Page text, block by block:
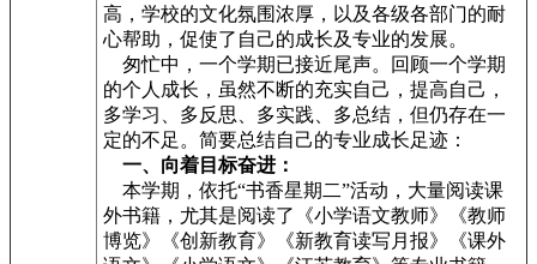
高，学校的文化氛围浓厚，以及各级各部门的耐
心帮助，促使了自己的成长及专业的发展。
匆忙中，一个学期已接近尾声。回顾一个学期
的个人成长，虽然不断的充实自己，提高自己，
多学习、多反思、多实践、多总结，但仍存在一
定的不足。简要总结自己的专业成长足迹：
一、向着目标奋进：
本学期，依托“书香星期二”活动，大量阅读课
外书籍，尤其是阅读了《小学语文教师》《教师
博览》《创新教育》《新教育读写月报》《课外